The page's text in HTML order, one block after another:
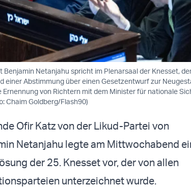
Netanjahu spricht im Plenarsaal der Knesset,
einer Abstimmung über einen Gesetzentwurf zur
von Richtern mit dem Minister für nationale
Chaim Goldberg/Flash90)
Ofir Katz von der Likud-Partei von
Netanjahu legte am Mittwochabend
der 25. Knesset vor, der von allen
unterzeichnet wurde.